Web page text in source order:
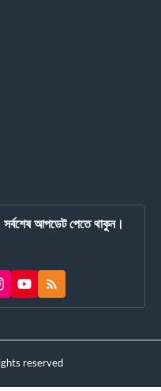
আপডেট পেতে থাকুন।
reserved